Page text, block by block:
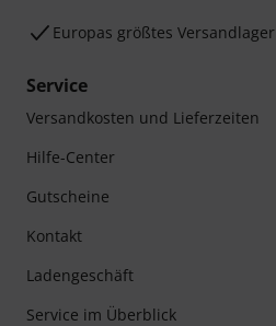
Europas größtes Versandlager
Service
Versandkosten und Lieferzeiten
Hilfe-Center
Gutscheine
Kontakt
Ladengeschäft
Service im Überblick